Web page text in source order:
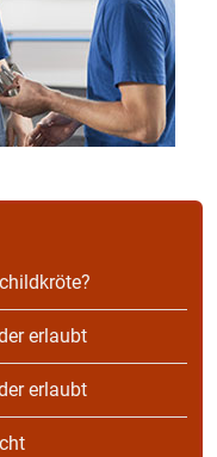
erlaubt
erlaubt